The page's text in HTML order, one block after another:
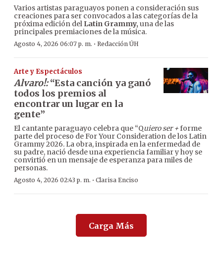
Varios artistas paraguayos ponen a consideración sus
creaciones para ser convocados a las categorías de la
próxima edición del Latin Grammy, una de las
principales premiaciones de la música.
Agosto 4, 2026 06:07 p. m. · Redacción ÚH
Arte y Espectáculos
Alvaro!:“Esta canción ya ganó
todos los premios al
encontrar un lugar en la
gente”
El cantante paraguayo celebra que “Quiero ser +forme
parte del proceso de For Your Consideration de los Latin
Grammy 2026. La obra, inspirada en la enfermedad de
su padre, nació desde una experiencia familiar y hoy se
convirtió en un mensaje de esperanza para miles de
personas.
Agosto 4, 2026 02:43 p. m. · Clarisa Enciso
Carga Más